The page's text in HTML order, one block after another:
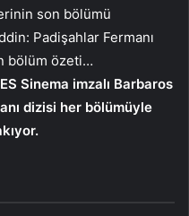
son bölümü
Padişahlar Fermanı
bölüm özeti…
Sinema imzalı Barbaros
dizisi her bölümüyle